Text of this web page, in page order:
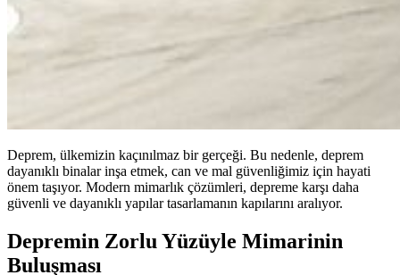
Deprem, ülkemizin kaçınılmaz bir gerçeği. Bu nedenle, deprem
dayanıklı binalar inşa etmek, can ve mal güvenliğimiz için hayati
önem taşıyor. Modern mimarlık çözümleri, depreme karşı daha
güvenli ve dayanıklı yapılar tasarlamanın kapılarını aralıyor.
Depremin Zorlu Yüzüyle Mimarinin
Buluşması